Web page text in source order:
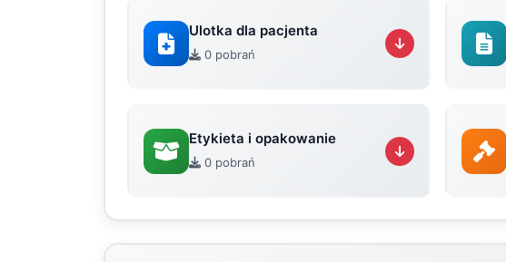
Ulotka dla pacjenta
0 pobrań
Etykieta i opakowanie
0 pobrań